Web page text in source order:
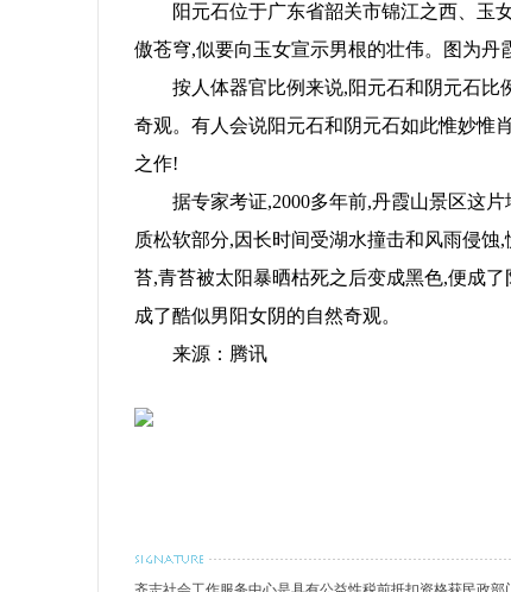
阳元石位于广东省韶关市锦江之西、玉
傲苍穹,似要向玉女宣示男根的壮伟。图为丹
按人体器官比例来说,阳元石和阴元石比
奇观。有人会说阳元石和阴元石如此惟妙惟
之作!
据专家考证,2000多年前,丹霞山景区这
质松软部分,因长时间受湖水撞击和风雨侵
苔,青苔被太阳暴晒枯死之后变成黑色,便成
成了酷似男阳女阴的自然奇观。
来源：腾讯